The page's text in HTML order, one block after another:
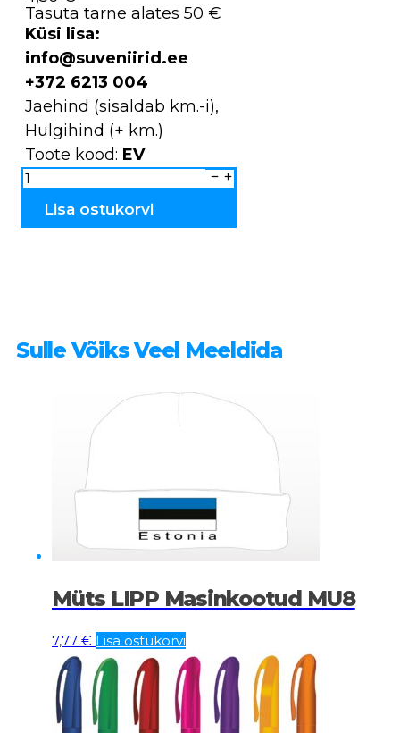
Tasuta tarne alates 50 €
Küsi lisa:
info@suveniirid.ee
+372 6213 004
Jaehind (sisaldab km.-i),
Hulgihind (+ km.)
Toote kood: EV
Seinavapid
EV
kogus
Lisa ostukorvi
Sulle Võiks Veel Meeldida
Müts LIPP Masinkootud MU8
7,77 € Lisa ostukorvi